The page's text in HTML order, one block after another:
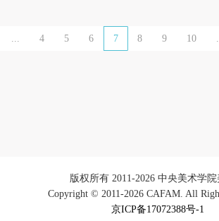
... 4 5 6 7 8 9 10
版权所有 2011-2026 中央美术学
Copyright © 2011-2026 CAFAM. All
京ICP备17072388号-1